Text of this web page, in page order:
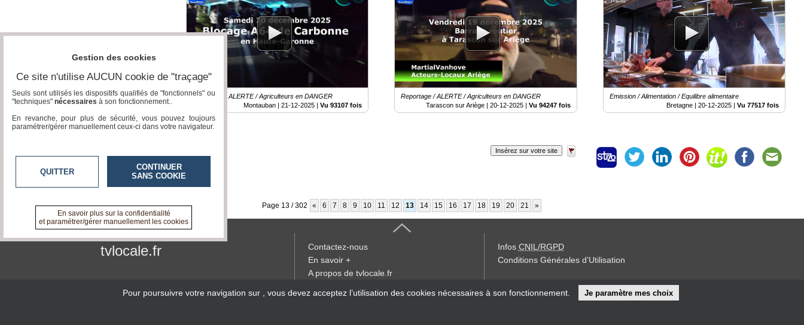
Reportage / ALERTE / Agriculteurs en DANGER
Montauban |21-12-2025 |Vu 93107 fois
Reportage / ALERTE / Agriculteurs en DANGER
Tarascon sur Ariège | 20-12-2025| Vu 94247 fois
Emission / Alimentation / Equilibre alimentaire
Bretagne |20-12-2025 |Vu 77517 fois
Insérez sur votre site
Page 13 / 302 « 6 7 8 9 10 11 12 13 14 15 16 17 18 19 20 21 »
tvlocale.fr
Contactez-nous
En savoir +
A propos de tvlocale.fr
Devenir délégué
Infos CNIL/RGPD
Conditions Générales d'Utilisation
Pour poursuivre votre navigation sur , vous devez acceptez l’utilisation des cookies nécessaires à son fonctionnement. Je paramètre mes choix
Gestion des cookies
Ce site n'utilise AUCUN cookie de "traçage"
Seuls sont utilisés les dispositifs qualifiés de "fonctionnels" ou
"techniques" nécessaires à son fonctionnement..
En revanche, pour plus de sécurité, vous pouvez toujours
paramétrer/gérer manuellement ceux-ci dans votre navigateur.
QUITTER
CONTINUER
SANS COOKIE
En savoir plus sur la confidentialité
et paramétrer/gérer manuellement les cookies